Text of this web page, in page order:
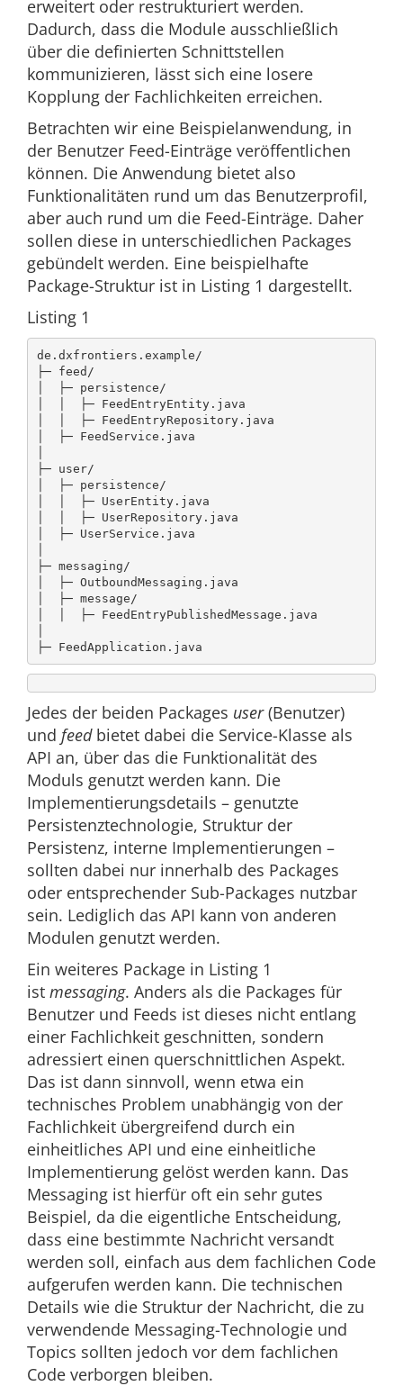
erweitert oder restrukturiert werden.
Dadurch, dass die Module ausschließlich
über die definierten Schnittstellen
kommunizieren, lässt sich eine losere
Kopplung der Fachlichkeiten erreichen.
Betrachten wir eine Beispielanwendung, in
der Benutzer Feed-Einträge veröffentlichen
können. Die Anwendung bietet also
Funktionalitäten rund um das Benutzerprofil,
aber auch rund um die Feed-Einträge. Daher
sollen diese in unterschiedlichen Packages
gebündelt werden. Eine beispielhafte
Package-Struktur ist in Listing 1 dargestellt.
Listing 1
de.dxfrontiers.example/
├─ feed/
│  ├─ persistence/
│  │  ├─ FeedEntryEntity.java
│  │  ├─ FeedEntryRepository.java
│  ├─ FeedService.java
├─ user/
│  ├─ persistence/
│  │  ├─ UserEntity.java
│  │  ├─ UserRepository.java
│  ├─ UserService.java
├─ messaging/
│  ├─ OutboundMessaging.java
│  ├─ message/
│  │  ├─ FeedEntryPublishedMessage.java
├─ FeedApplication.java
Jedes der beiden Packages user(Benutzer)
und feedbietet dabei die Service-Klasse als
API an, über das die Funktionalität des
Moduls genutzt werden kann. Die
Implementierungsdetails – genutzte
Persistenztechnologie, Struktur der
Persistenz, interne Implementierungen –
sollten dabei nur innerhalb des Packages
oder entsprechender Sub-Packages nutzbar
sein. Lediglich das API kann von anderen
Modulen genutzt werden.
Ein weiteres Package in Listing 1
ist messaging. Anders als die Packages für
Benutzer und Feeds ist dieses nicht entlang
einer Fachlichkeit geschnitten, sondern
adressiert einen querschnittlichen Aspekt.
Das ist dann sinnvoll, wenn etwa ein
technisches Problem unabhängig von der
Fachlichkeit übergreifend durch ein
einheitliches API und eine einheitliche
Implementierung gelöst werden kann. Das
Messaging ist hierfür oft ein sehr gutes
Beispiel, da die eigentliche Entscheidung,
dass eine bestimmte Nachricht versandt
werden soll, einfach aus dem fachlichen Code
aufgerufen werden kann. Die technischen
Details wie die Struktur der Nachricht, die zu
verwendende Messaging-Technologie und
Topics sollten jedoch vor dem fachlichen
Code verborgen bleiben.